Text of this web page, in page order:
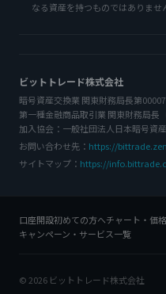
なる資産を持つものではありませ
ビットトレード株式会社
暗号資産交換業 関東財務局長第
第一種金融商品取引業 関東財務局長
加入協会：一般社団法人日本暗号資
お問い合わせ先： https://
サイトマップ： https://
口座開設初めての方へチャート・価格
キャンペーン・サービス一覧
© 2026 ビットトレード株式会社